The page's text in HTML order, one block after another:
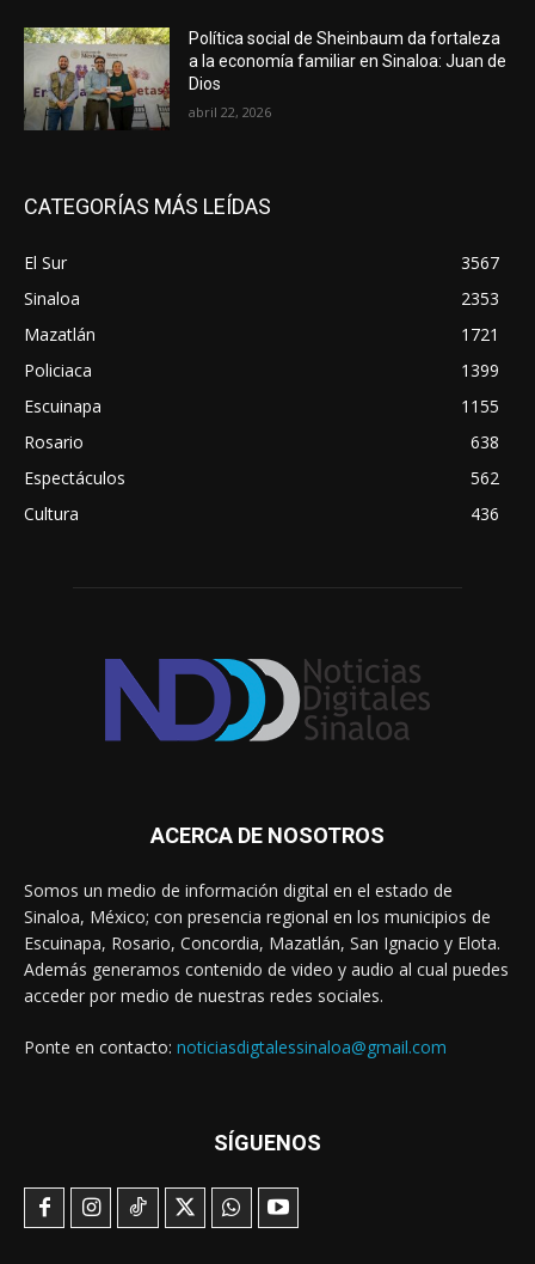
Política social de Sheinbaum da fortaleza
a la economía familiar en Sinaloa: Juan de
Dios
abril 22, 2026
CATEGORÍAS MÁS LEÍDAS
El Sur
3567
Sinaloa
2353
Mazatlán
1721
Policiaca
1399
Escuinapa
1155
Rosario
638
Espectáculos
562
Cultura
436
ACERCA DE NOSOTROS
Somos un medio de información digital en el estado de
Sinaloa, México; con presencia regional en los municipios de
Escuinapa, Rosario, Concordia, Mazatlán, San Ignacio y Elota.
Además generamos contenido de video y audio al cual puedes
acceder por medio de nuestras redes sociales.
Ponte en contacto: noticiasdigtalessinaloa@gmail.com
SÍGUENOS